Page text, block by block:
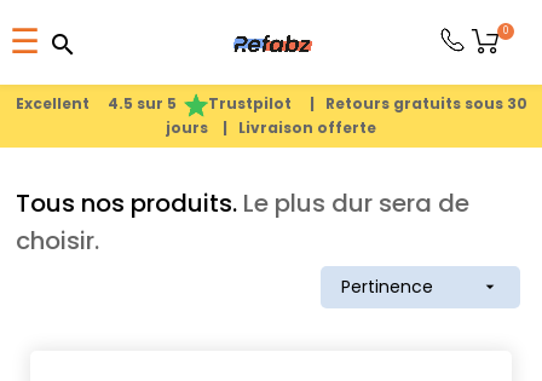
Excellent 4.5 sur 5 Trustpilot | Retours gratuits sous 30
jours | Livraison offerte
Basculer
la
navigation
☰ search
0
search
Tous nos produits. Le plus dur sera de
choisir.
Pertinence 
search
PRODUITS
APPLE